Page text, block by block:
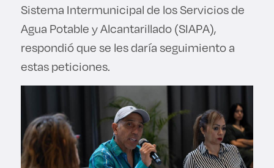
Sistema Intermunicipal de los Servicios de
Agua Potable y Alcantarillado (SIAPA),
respondió que se les daría seguimiento a
estas peticiones.